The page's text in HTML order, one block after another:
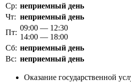
Ср: неприемный день
Чт: неприемный день
Пт:
09:00 — 12:30
14:00 — 18:00
Сб: неприемный день
Вс: неприемный день
Оказание государственной